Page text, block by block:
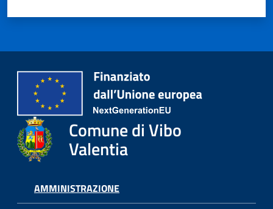
Comune di Vibo
Valentia
AMMINISTRAZIONE